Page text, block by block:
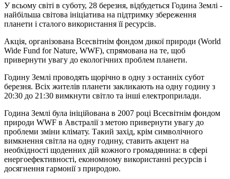
У всьому світі в суботу, 28 березня, відбудеться Година Землі -
найбільша світова ініціатива на підтримку збереження
планети і сталого використання її ресурсів.
Акція, організована Всесвітнім фондом дикої природи (World
Wide Fund for Nature, WWF), спрямована на те, щоб
привернути увагу до екологічних проблем планети.
Годину Землі проводять щорічно в одну з останніх субот
березня. Всіх жителів планети закликають на одну годину з
20:30 до 21:30 вимкнути світло та інші електроприлади.
Година Землі була ініційована в 2007 році Всесвітнім фондом
природи WWF в Австралії з метою привернути увагу до
проблеми зміни клімату. Такий захід, крім символічного
вимкнення світла на одну годину, ставить акцент на
необхідності щоденних дій кожного громадянина: в сфері
енергоефективності, економному використанні ресурсів і
досягнення гармонії з природою.